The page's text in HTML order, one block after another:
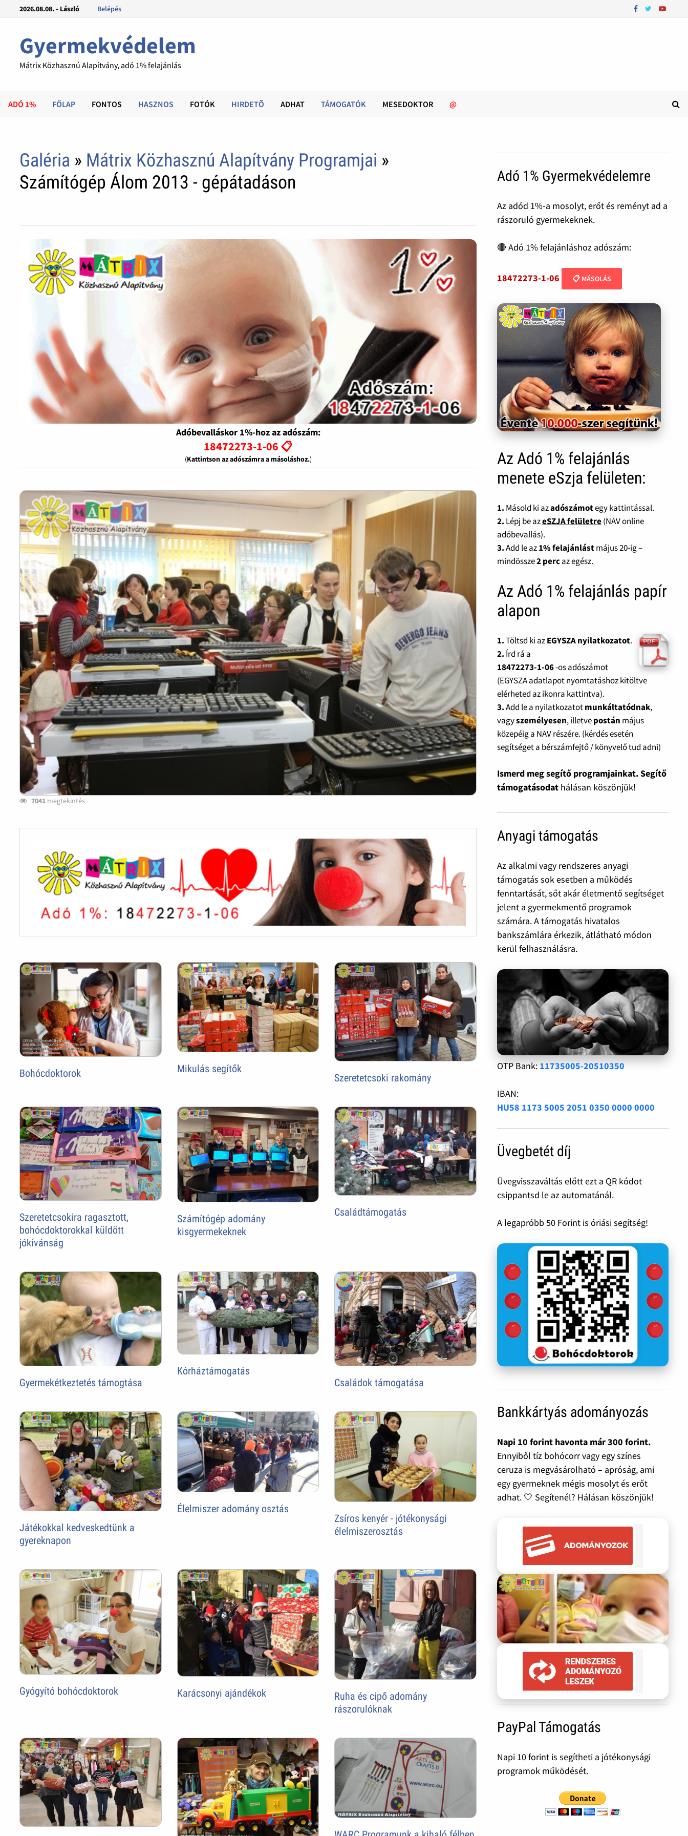
2026.08.08. - László Belépés
Gyermekvédelem
Mátrix Közhasznú Alapítvány, adó 1% felajánlás
ADÓ 1% FŐLAP FONTOS HASZNOS FOTÓK HIRDETÕ ADHAT TÁMOGATÓK MESEDOKTOR @
Galéria » Mátrix Közhasznú Alapítvány Programjai »
Számítógép Álom 2013 - gépátadáson
Adóbevalláskor 1%-hoz az adószám:
18472273-1-06 📋
(Kattintson az adószámra a másoláshoz.)
7041 megtekintés
Bohócdoktorok Mikulás segítők
Szeretetcsoki rakomány
Szeretetcsokira ragasztott,
bohócdoktorokkal küldött
jókívánság
Számítógép adomány
kisgyermekeknek
Családtámogatás
Gyermekétkeztetés támogtása
Kórháztámogatás
Családok támogatása
Játékokkal kedveskedtünk a
gyereknapon
Élelmiszer adomány osztás
Zsíros kenyér - jótékonysági
élelmiszerosztás
Gyógyító bohócdoktorok Karácsonyi ajándékok
Ruha és cipő adomány
rászorulóknak
Adó 1% Gyermekvédelemre
Az adód 1%-a mosolyt, erőt és reményt ad a
rászoruló gyermekeknek.
🔴 Adó 1% felajánláshoz adószám:
18472273-1-06 📋 MÁSOLÁS
Az Adó 1% felajánlás
menete eSzja felületen:
1. Másold ki azadószámotegy kattintással.
2. Lépj be azeSZJA felületre(NAV online
adóbevallás).
3.Add le az1% felajánlástmájus 20-ig –
mindössze2 percaz egész.
Az Adó 1% felajánlás papír
alapon
1.Töltsd ki azEGYSZA nyilatkozatot.
2. Írd rá a
18472273-1-06-os adószámot
(EGYSZA adatlapot nyomtatáshoz kitöltve
elérheted az ikonra kattintva).
3.Add le a nyilatkozatotmunkáltatódnak,
vagyszemélyesen, illetvepostán május
közepéig a NAV részére. (kérdés esetén
segítséget a bérszámfejtő / könyvelő tud adni)
Ismerd meg segítő programjainkat. Segítő
támogatásodat hálásan köszönjük!
Anyagi támogatás
Az alkalmi vagy rendszeres anyagi
támogatás sok esetben a működés
fenntartását, sőt akár életmentő segítséget
jelent a gyermekmentő programok
számára. A támogatás hivatalos
bankszámlára érkezik, átlátható módon
kerül felhasználásra.
OTP Bank: 11735005-20510350
IBAN:
HU58 1173 5005 2051 0350 0000 0000
Üvegbetét díj
Üvegvisszaváltás előtt ezt a QR kódot
csippantsd le az automatánál.
A legapróbb 50 Forint is óriási segítség!
Bankkártyás adományozás
Napi 10 forint havonta már 300 forint.
Ennyiből tíz bohócorr vagy egy színes
ceruza is megvásárolható – apróság, ami
egy gyermeknek mégis mosolyt és erőt
adhat. 🤍 Segítenél? Hálásan köszönjük!
PayPal Támogatás
Napi 10 forint is segítheti a jótékonysági
programok működését.